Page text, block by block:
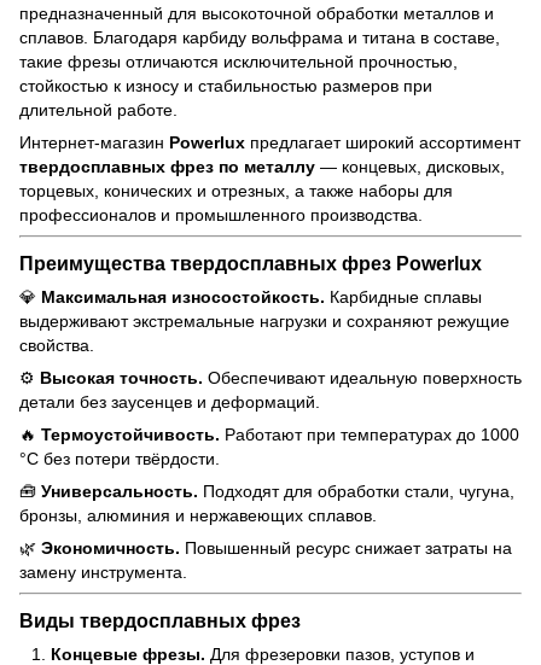
предназначенный для высокоточной обработки металлов и
сплавов. Благодаря карбиду вольфрама и титана в составе,
такие фрезы отличаются исключительной прочностью,
стойкостью к износу и стабильностью размеров при
длительной работе.
Интернет-магазин Powerlux предлагает широкий ассортимент
твердосплавных фрез по металлу — концевых, дисковых,
торцевых, конических и отрезных, а также наборы для
профессионалов и промышленного производства.
Преимущества твердосплавных фрез Powerlux
💎 Максимальная износостойкость. Карбидные сплавы
выдерживают экстремальные нагрузки и сохраняют режущие
свойства.
⚙️ Высокая точность. Обеспечивают идеальную поверхность
детали без заусенцев и деформаций.
🔥 Термоустойчивость. Работают при температурах до 1000
°C без потери твёрдости.
🧰 Универсальность. Подходят для обработки стали, чугуна,
бронзы, алюминия и нержавеющих сплавов.
🌿 Экономичность. Повышенный ресурс снижает затраты на
замену инструмента.
Виды твердосплавных фрез
Концевые фрезы. Для фрезеровки пазов, уступов и